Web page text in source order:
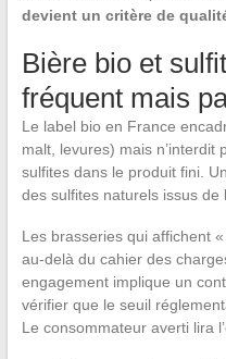
devient un critère de
Bière bio et
fréquent mais
Le label bio en France
malt, levures) mais n’interdit
sulfites dans le produit fini.
des sulfites naturels issus de
Les brasseries qui affichent
au-delà du cahier des
engagement implique un
vérifier que le seuil
Le consommateur averti lira